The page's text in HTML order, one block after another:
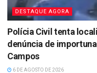
DESTAQUE AGORA
Polícia Civil tenta
denúncia de
Campos
6 DE AGOSTO DE 2026